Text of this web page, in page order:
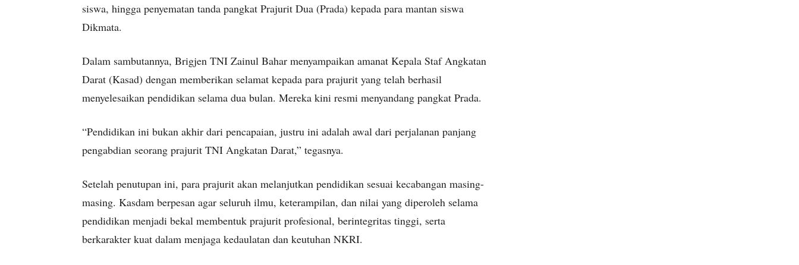
siswa, hingga penyematan tanda pangkat Prajurit Dua (Prada) kepada para mantan siswa
Dikmata.
Dalam sambutannya, Brigjen TNI Zainul Bahar menyampaikan amanat Kepala Staf Angkatan
Darat (Kasad) dengan memberikan selamat kepada para prajurit yang telah berhasil
menyelesaikan pendidikan selama dua bulan. Mereka kini resmi menyandang pangkat Prada.
“Pendidikan ini bukan akhir dari pencapaian, justru ini adalah awal dari perjalanan panjang
pengabdian seorang prajurit TNI Angkatan Darat,” tegasnya.
Setelah penutupan ini, para prajurit akan melanjutkan pendidikan sesuai kecabangan masing-
masing. Kasdam berpesan agar seluruh ilmu, keterampilan, dan nilai yang diperoleh selama
pendidikan menjadi bekal membentuk prajurit profesional, berintegritas tinggi, serta
berkarakter kuat dalam menjaga kedaulatan dan keutuhan NKRI.